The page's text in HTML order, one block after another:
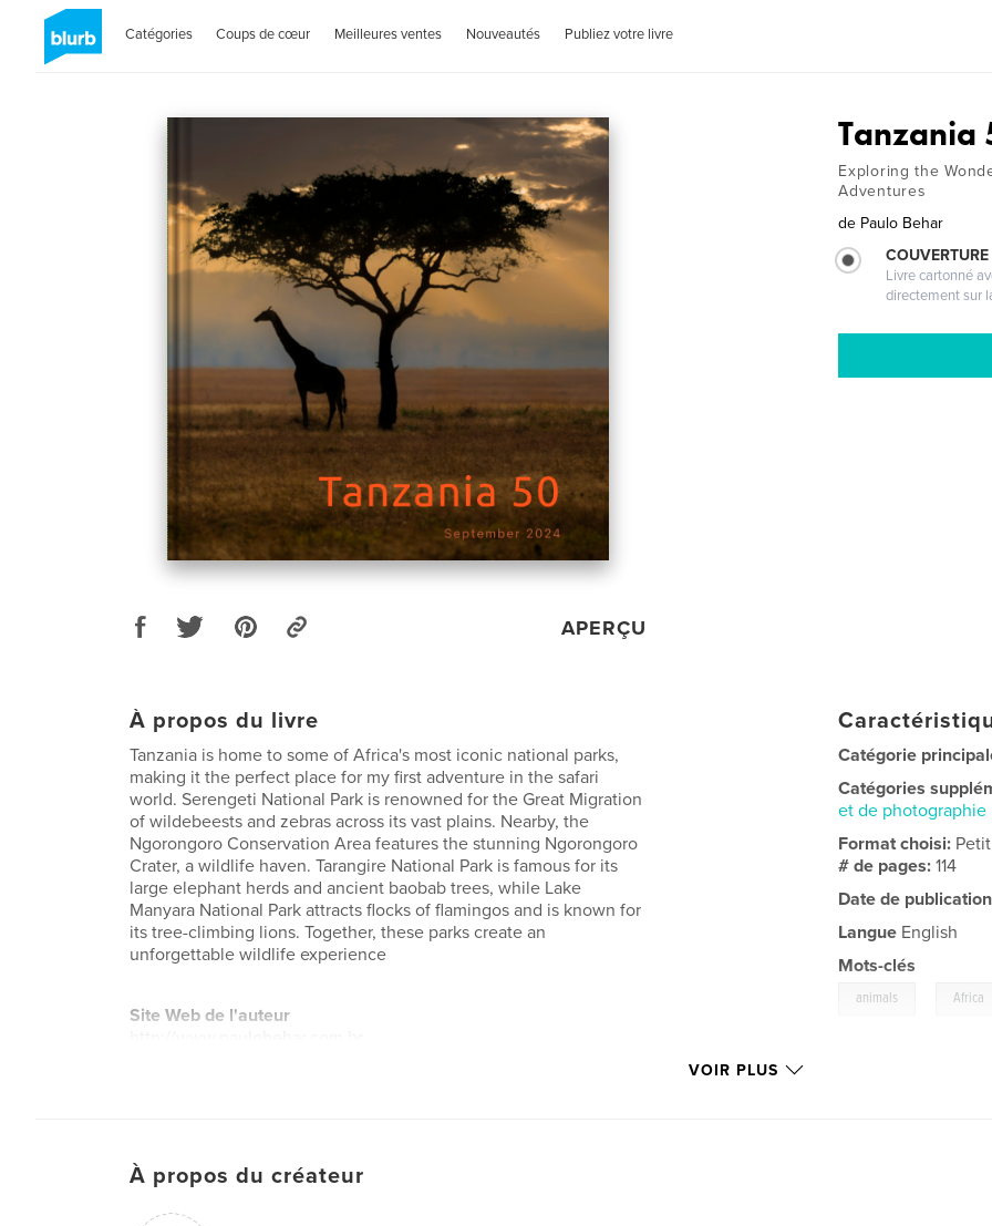
Catégories Coups de cœur Meilleures ventes Nouveautés Publiez votre livre
APERÇU
Tanzania
Exploring the
Adventures
de Paulo Behar
Livre cartonné
directement sur
À propos du livre
Tanzania is home to some of Africa's most iconic national parks,
making it the perfect place for my first adventure in the safari
world. Serengeti National Park is renowned for the Great Migration
of wildebeests and zebras across its vast plains. Nearby, the
Ngorongoro Conservation Area features the stunning Ngorongoro
Crater, a wildlife haven. Tarangire National Park is famous for its
large elephant herds and ancient baobab trees, while Lake
Manyara National Park attracts flocks of flamingos and is known for
its tree-climbing lions. Together, these parks create an
unforgettable wildlife experience
Site Web de l'auteur
Catégorie
Catégories
et de photographie
Format choisi:
# de pages:114
Date de
Langue English
Mots-clés
animals Africa
VOIR PLUS
À propos du créateur